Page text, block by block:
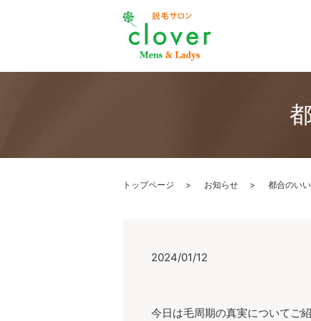
トップページ お知らせ 都合のい
2024/01/12
今日は毛周期の真実についてご